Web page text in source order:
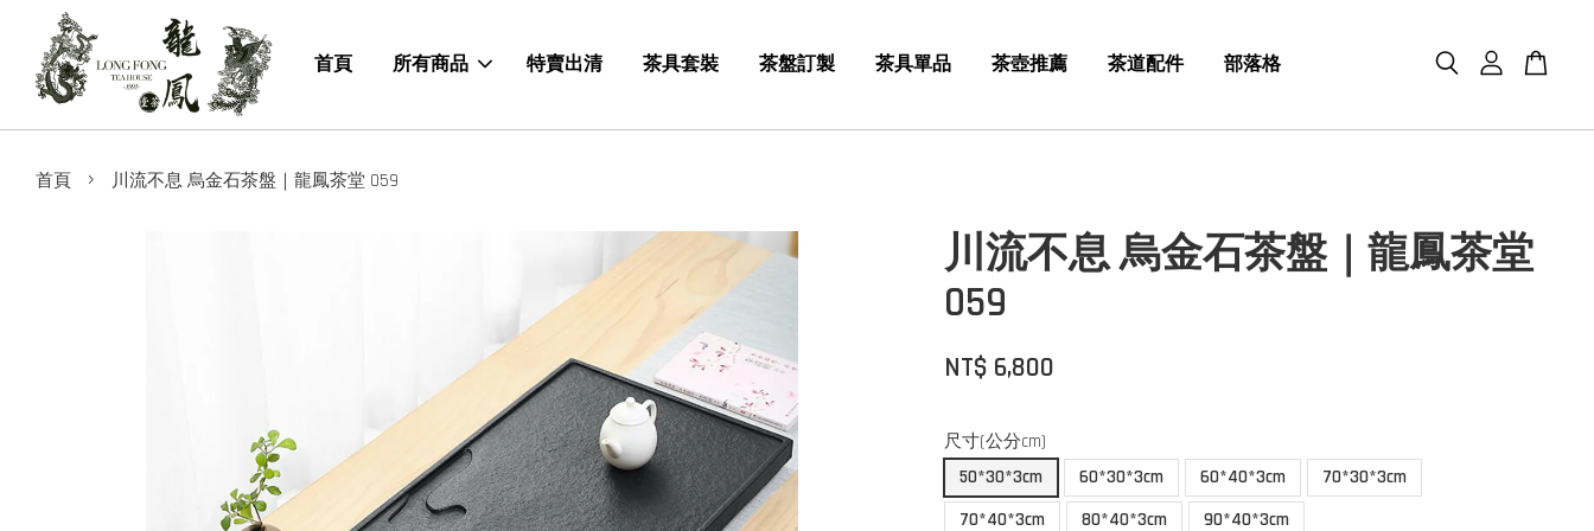
首頁 所有商品 特賣出清 茶具套裝 茶盤訂製 茶具單品 茶壺推薦 茶道配件 部落格
首頁 › 川流不息 烏金石茶盤｜龍鳳茶堂 059
川流不息 烏金石茶盤｜龍鳳茶堂
059
NT$ 6,800
尺寸(公分cm)
50*30*3cm
60*30*3cm 60*40*3cm
70*30*3cm
70*40*3cm
80*40*3cm 90*40*3cm